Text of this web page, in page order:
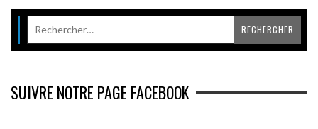
SUIVRE NOTRE PAGE FACEBOOK